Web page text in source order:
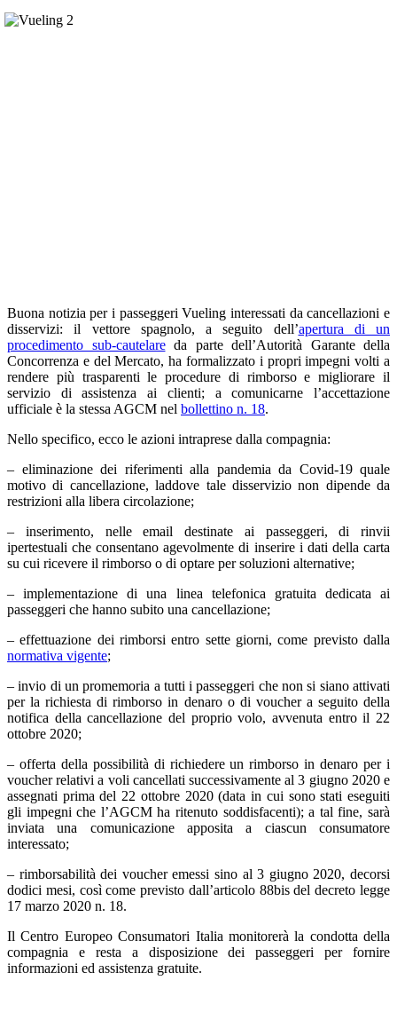
Buona notizia per i passeggeri Vueling interessati da cancellazioni e
disservizi: il vettore spagnolo, a seguito dell’apertura di un
procedimento sub-cautelareda parte dell’Autorità Garante della
Concorrenza e del Mercato, ha formalizzato i propri impegni volti a
rendere più trasparenti le procedure di rimborso e migliorare il
servizio di assistenza ai clienti; a comunicarne l’accettazione
ufficiale è la stessa AGCM nel bollettino n. 18.
Nello specifico, ecco le azioni intraprese dalla compagnia:
– eliminazione dei riferimenti alla pandemia da Covid-19 quale
motivo di cancellazione, laddove tale disservizio non dipende da
restrizioni alla libera circolazione;
– inserimento, nelle email destinate ai passeggeri, di rinvii
ipertestuali che consentano agevolmente di inserire i dati della carta
su cui ricevere il rimborso o di optare per soluzioni alternative;
– implementazione di una linea telefonica gratuita dedicata ai
passeggeri che hanno subito una cancellazione;
– effettuazione dei rimborsi entro sette giorni, come previsto dalla
normativa vigente;
– invio di un promemoria a tutti i passeggeri che non si siano attivati
per la richiesta di rimborso in denaro o di voucher a seguito della
notifica della cancellazione del proprio volo, avvenuta entro il 22
ottobre 2020;
– offerta della possibilità di richiedere un rimborso in denaro per i
voucher relativi a voli cancellati successivamente al 3 giugno 2020 e
assegnati prima del 22 ottobre 2020 (data in cui sono stati eseguiti
gli impegni che l’AGCM ha ritenuto soddisfacenti); a tal fine, sarà
inviata una comunicazione apposita a ciascun consumatore
interessato;
– rimborsabilità dei voucher emessi sino al 3 giugno 2020, decorsi
dodici mesi, così come previsto dall’articolo 88bis del decreto legge
17 marzo 2020 n. 18.
Il Centro Europeo Consumatori Italia monitorerà la condotta della
compagnia e resta a disposizione dei passeggeri per fornire
informazioni ed assistenza gratuite.